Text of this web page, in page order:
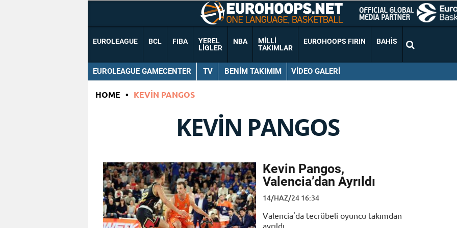
EUROLEAGUE BCL FIBA
YEREL
LIGLER
NBA
MILLI
TAKIMLAR
EUROHOOPS FIRIN BAHIS
EUROLEAGUE GAMECENTER TV BENIM TAKIMIM VIDEO GALERI
HOME • KEVIN PANGOS
KEVIN PANGOS
Kevin Pangos,
Valencia’dan Ayrıldı
14/HAZ/24 16:34
Valencia'da tecrübeli oyuncu takımdan
ayrıldı.